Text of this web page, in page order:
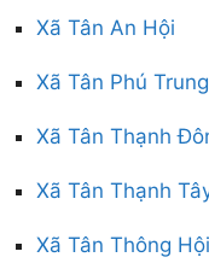
Xã Tân An Hội
Xã Tân Phú Trung
Xã Tân Thạnh
Xã Tân Thạnh
Xã Tân Thông Hội